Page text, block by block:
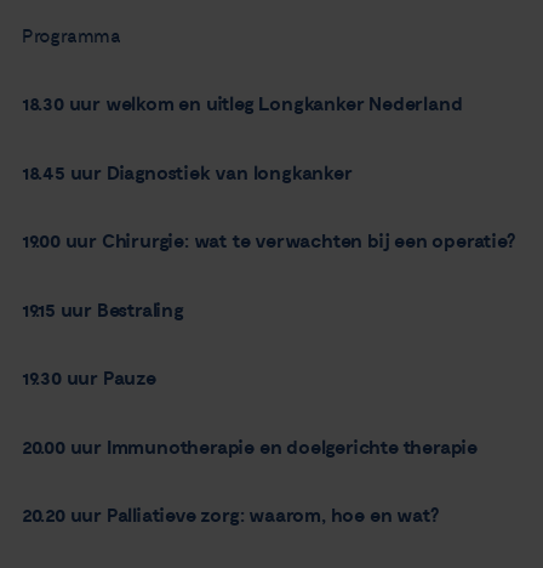
Zorgverleners
Contact
Programma
18.30 uur welkom en uitleg Longkanker Nederland
18.45 uur Diagnostiek van longkanker
19.00 uur Chirurgie: wat te verwachten bij een operatie?
19.15 uur Bestraling
19.30 uur Pauze
20.00 uur Immunotherapie en doelgerichte therapie
20.20 uur Palliatieve zorg: waarom, hoe en wat?